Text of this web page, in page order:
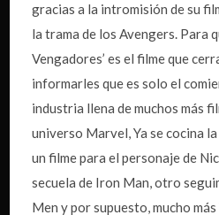
gracias a la intromisión de su
la trama de los Avengers. Para
Vengadores’ es el filme que
informarles que es solo el
industria llena de muchos más
universo Marvel, Ya se cocina
un filme para el personaje de
secuela de Iron Man, otro
Men y por supuesto, mucho